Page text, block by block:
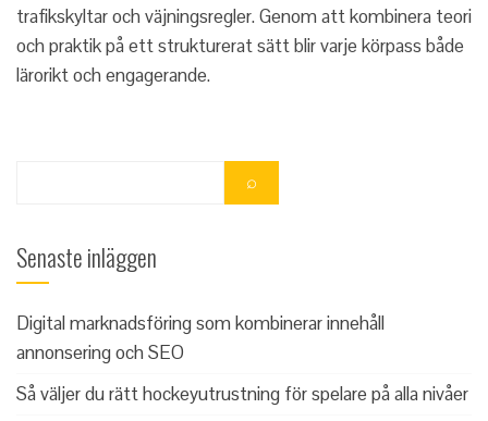
trafikskyltar och väjningsregler. Genom att kombinera teori
och praktik på ett strukturerat sätt blir varje körpass både
lärorikt och engagerande.
Senaste inläggen
Digital marknadsföring som kombinerar innehåll
annonsering och SEO
Så väljer du rätt hockeyutrustning för spelare på alla nivåer